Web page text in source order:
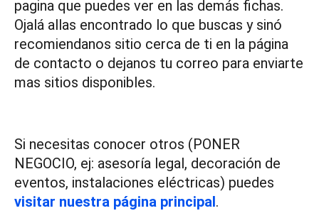
pagina que puedes ver en las demás fichas.
Ojalá allas encontrado lo que buscas y sinó
recomiendanos sitio cerca de ti en la página
de contacto o dejanos tu correo para enviarte
mas sitios disponibles.
Si necesitas conocer otros (PONER
NEGOCIO, ej: asesoría legal, decoración de
eventos, instalaciones eléctricas) puedes
visitar nuestra página principal.